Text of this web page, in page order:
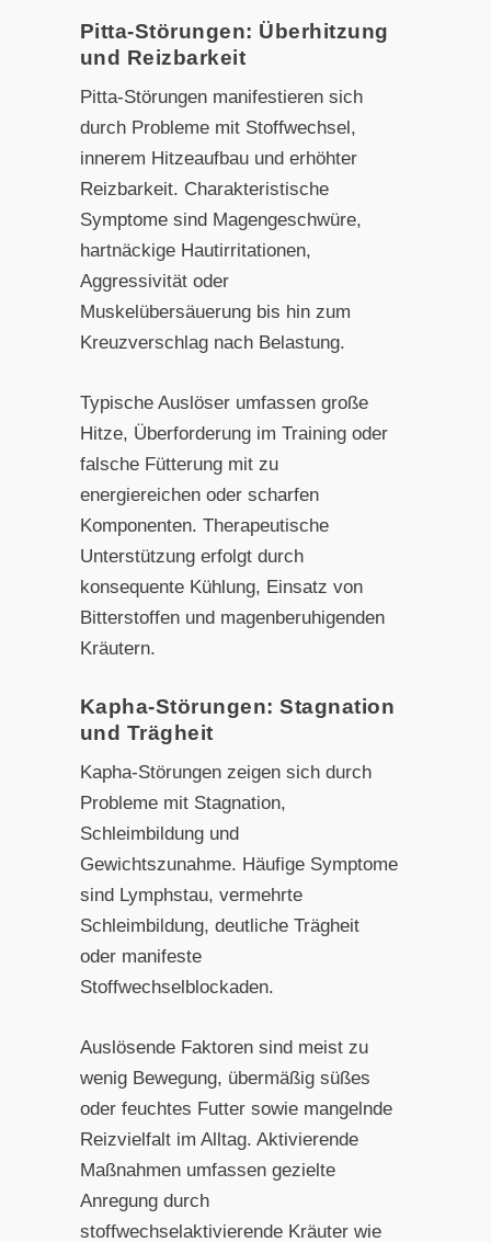
Pitta-Störungen: Überhitzung
und Reizbarkeit
Pitta-Störungen manifestieren sich
durch Probleme mit Stoffwechsel,
innerem Hitzeaufbau und erhöhter
Reizbarkeit. Charakteristische
Symptome sind Magengeschwüre,
hartnäckige Hautirritationen,
Aggressivität oder
Muskelübersäuerung bis hin zum
Kreuzverschlag nach Belastung.
Typische Auslöser umfassen große
Hitze, Überforderung im Training oder
falsche Fütterung mit zu
energiereichen oder scharfen
Komponenten. Therapeutische
Unterstützung erfolgt durch
konsequente Kühlung, Einsatz von
Bitterstoffen und magenberuhigenden
Kräutern.
Kapha-Störungen: Stagnation
und Trägheit
Kapha-Störungen zeigen sich durch
Probleme mit Stagnation,
Schleimbildung und
Gewichtszunahme. Häufige Symptome
sind Lymphstau, vermehrte
Schleimbildung, deutliche Trägheit
oder manifeste
Stoffwechselblockaden.
Auslösende Faktoren sind meist zu
wenig Bewegung, übermäßig süßes
oder feuchtes Futter sowie mangelnde
Reizvielfalt im Alltag. Aktivierende
Maßnahmen umfassen gezielte
Anregung durch
stoffwechselaktivierende Kräuter wie